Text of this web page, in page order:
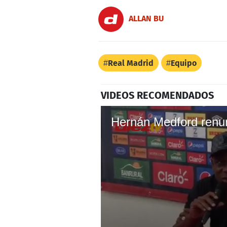
ALLAN BU
Real Madrid Equipo
VIDEOS RECOMENDADOS